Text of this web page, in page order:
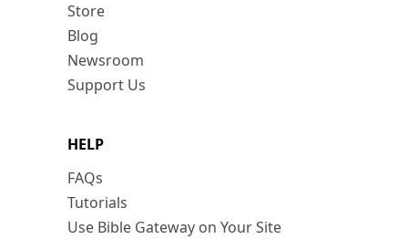
Store
Blog
Newsroom
Support Us
HELP
FAQs
Tutorials
Use Bible Gateway on Your Site